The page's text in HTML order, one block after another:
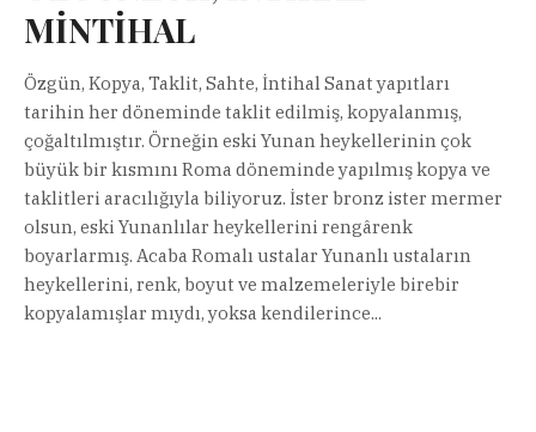
MİNTİHAL
Özgün, Kopya, Taklit, Sahte, İntihal Sanat yapıtları
tarihin her döneminde taklit edilmiş, kopyalanmış,
çoğaltılmıştır. Örneğin eski Yunan heykellerinin çok
büyük bir kısmını Roma döneminde yapılmış kopya ve
taklitleri aracılığıyla biliyoruz. İster bronz ister mermer
olsun, eski Yunanlılar heykellerini rengârenk
boyarlarmış. Acaba Romalı ustalar Yunanlı ustaların
heykellerini, renk, boyut ve malzemeleriyle birebir
kopyalamışlar mıydı, yoksa kendilerince...